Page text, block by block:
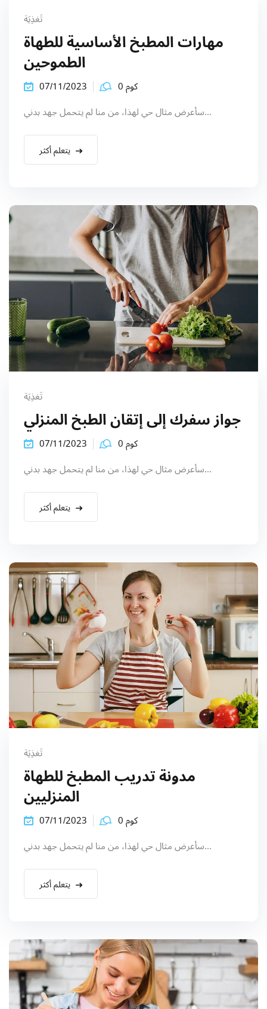
تَغذِيَة
مهارات المطبخ الأساسية للطهاة
الطموحين
07/11/2023
كوم 0
سأعرض مثال حي لهذا، من منا لم يتحمل جهد بدني...
يتعلم أكثر
تَغذِيَة
جواز سفرك إلى إتقان الطبخ المنزلي
07/11/2023
كوم 0
سأعرض مثال حي لهذا، من منا لم يتحمل جهد بدني...
يتعلم أكثر
تَغذِيَة
مدونة تدريب المطبخ للطهاة
المنزليين
07/11/2023
كوم 0
سأعرض مثال حي لهذا، من منا لم يتحمل جهد بدني...
يتعلم أكثر
Already have an account?Sign in